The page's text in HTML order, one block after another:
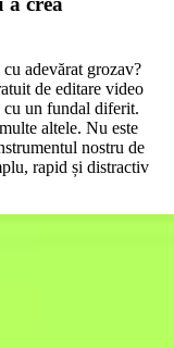
adevărat grozav?
de editare video
cu un fundal diferit.
altele. Nu este
nostru de
rapid și distractiv